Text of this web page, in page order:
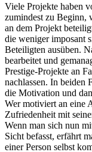
Viele Projekte haben
zumindest zu Beginn,
an dem Projekt
die weniger imposant
Beteiligten ausüben.
bearbeitet und
Prestige-Projekte an
nachlassen. In beiden
die Motivation und
Wer motiviert an eine
Zufriedenheit mit
Wenn man sich nun
Sicht befasst, erfährt
einer Person selbst